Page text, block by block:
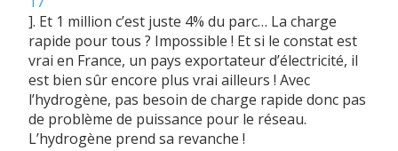
]. Et 1 million c’est juste 4% du parc… La charge
rapide pour tous ? Impossible ! Et si le constat est
vrai en France, un pays exportateur d’électricité, il
est bien sûr encore plus vrai ailleurs ! Avec
l’hydrogène, pas besoin de charge rapide donc pas
de problème de puissance pour le réseau.
L’hydrogène prend sa revanche !